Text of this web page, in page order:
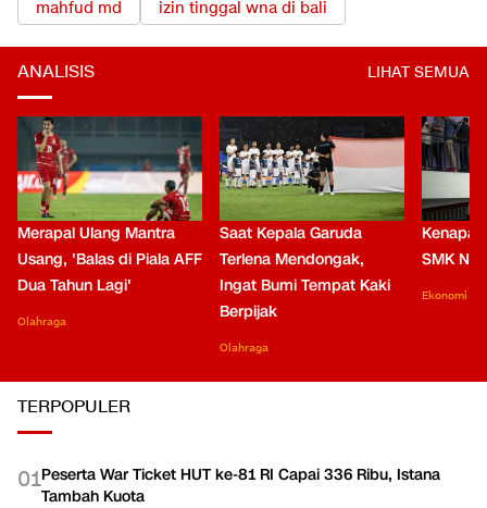
mahfud md
izin tinggal wna di bali
ANALISIS LIHAT SEMUA
Merapal Ulang Mantra
Usang, 'Balas di Piala AFF
Dua Tahun Lagi'
Olahraga
Saat Kepala Garuda
Terlena Mendongak,
Ingat Bumi Tempat Kaki
Berpijak
Olahraga
Kenapa
SMK
Ekonomi
TERPOPULER
01Peserta War Ticket HUT ke-81 RI Capai 336 Ribu, Istana
Tambah Kuota